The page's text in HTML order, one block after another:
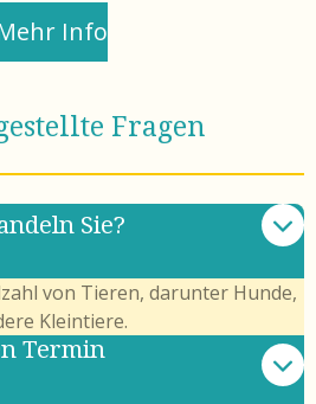
Info
Fragen
Sie?
von Tieren, darunter Hunde,
Kleintiere.
Termin